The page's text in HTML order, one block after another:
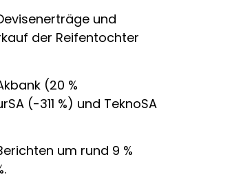
und
der Reifentochter
(20 %
(-311 %) und TeknoSA
um rund 9 %